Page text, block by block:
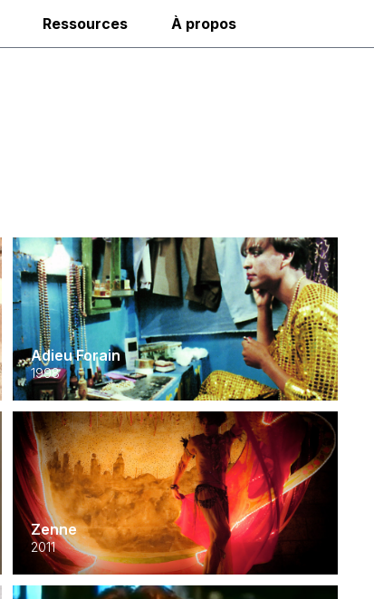
Ressources À propos
Adieu Forain
1998
Zenne
2011